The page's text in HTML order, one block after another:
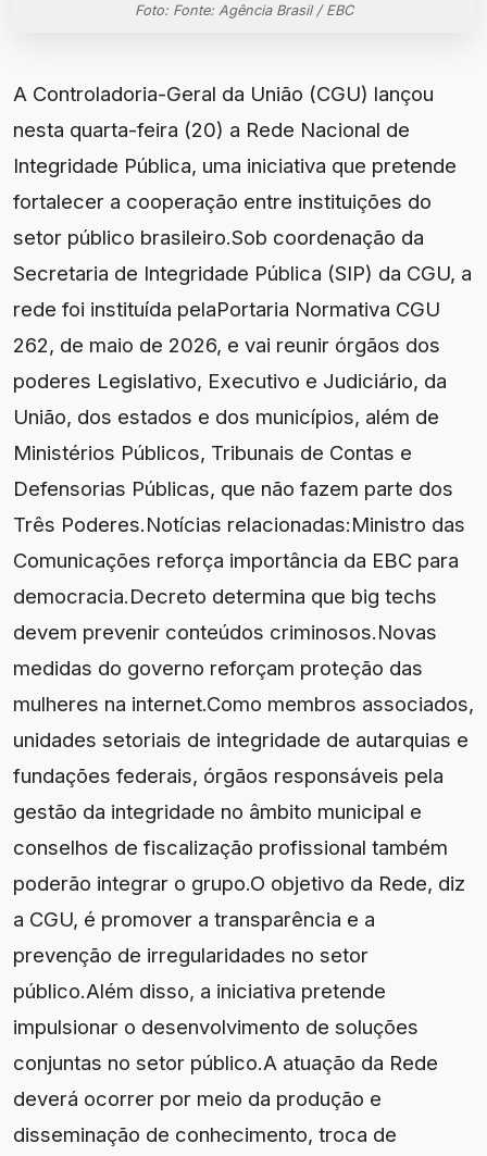
Foto: Fonte: Agência Brasil / EBC
A Controladoria-Geral da União (CGU) lançou
nesta quarta-feira (20) a Rede Nacional de
Integridade Pública, uma iniciativa que pretende
fortalecer a cooperação entre instituições do
setor público brasileiro.Sob coordenação da
Secretaria de Integridade Pública (SIP) da CGU, a
rede foi instituída pelaPortaria Normativa CGU
262, de maio de 2026, e vai reunir órgãos dos
poderes Legislativo, Executivo e Judiciário, da
União, dos estados e dos municípios, além de
Ministérios Públicos, Tribunais de Contas e
Defensorias Públicas, que não fazem parte dos
Três Poderes.Notícias relacionadas:Ministro das
Comunicações reforça importância da EBC para
democracia.Decreto determina que big techs
devem prevenir conteúdos criminosos.Novas
medidas do governo reforçam proteção das
mulheres na internet.Como membros associados,
unidades setoriais de integridade de autarquias e
fundações federais, órgãos responsáveis pela
gestão da integridade no âmbito municipal e
conselhos de fiscalização profissional também
poderão integrar o grupo.O objetivo da Rede, diz
a CGU, é promover a transparência e a
prevenção de irregularidades no setor
público.Além disso, a iniciativa pretende
impulsionar o desenvolvimento de soluções
conjuntas no setor público.A atuação da Rede
deverá ocorrer por meio da produção e
disseminação de conhecimento, troca de